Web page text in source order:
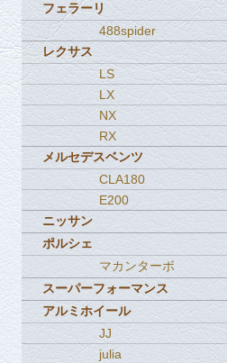
フェラーリ
488spider
レクサス
LS
LX
NX
RX
メルセデスベンツ
CLA180
E200
ニッサン
ポルシェ
マカンターボ
スーパーフォーマンス
アルミホイール
JJ
julia